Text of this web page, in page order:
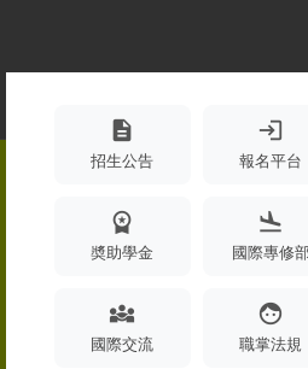
description
招生公告
login
報名平台
workspace_premium
奬助學金
flight_land
國際專修
diversity_3
國際交流
face
職掌法規